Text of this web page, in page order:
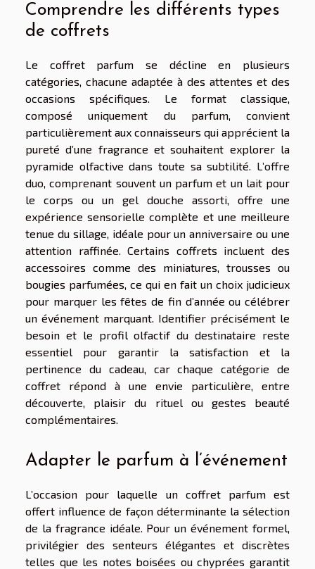
Comprendre les différents types
de coffrets
Le coffret parfum se décline en plusieurs
catégories, chacune adaptée à des attentes et des
occasions spécifiques. Le format classique,
composé uniquement du parfum, convient
particulièrement aux connaisseurs qui apprécient la
pureté d’une fragrance et souhaitent explorer la
pyramide olfactive dans toute sa subtilité. L’offre
duo, comprenant souvent un parfum et un lait pour
le corps ou un gel douche assorti, offre une
expérience sensorielle complète et une meilleure
tenue du sillage, idéale pour un anniversaire ou une
attention raffinée. Certains coffrets incluent des
accessoires comme des miniatures, trousses ou
bougies parfumées, ce qui en fait un choix judicieux
pour marquer les fêtes de fin d’année ou célébrer
un événement marquant. Identifier précisément le
besoin et le profil olfactif du destinataire reste
essentiel pour garantir la satisfaction et la
pertinence du cadeau, car chaque catégorie de
coffret répond à une envie particulière, entre
découverte, plaisir du rituel ou gestes beauté
complémentaires.
Adapter le parfum à l’événement
L’occasion pour laquelle un coffret parfum est
offert influence de façon déterminante la sélection
de la fragrance idéale. Pour un événement formel,
privilégier des senteurs élégantes et discrètes
telles que les notes boisées ou chyprées garantit